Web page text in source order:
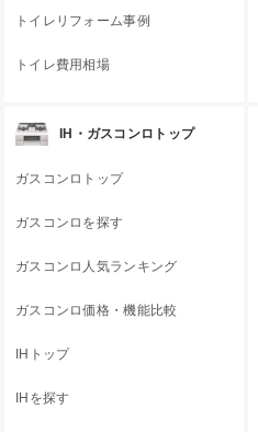
トイレリフォーム事例
トイレ費用相場
IH・ガスコンロトップ
ガスコンロトップ
ガスコンロを探す
ガスコンロ人気ランキング
ガスコンロ価格・機能比較
IHトップ
IHを探す